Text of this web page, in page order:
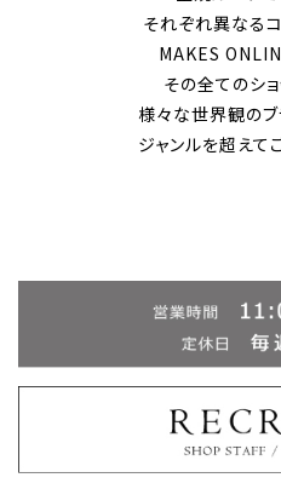
それぞれ異なる
MAKES
その全てのシ
様々な世界観のブ
ジャンルを超えて